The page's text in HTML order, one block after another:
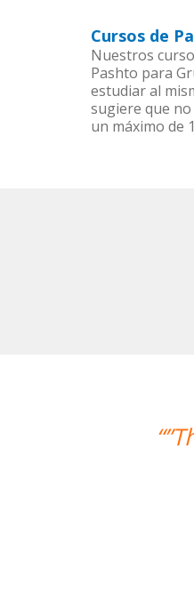
Cursos de
Nuestros
Pashto para
estudiar al
sugiere que
un máximo de
is going